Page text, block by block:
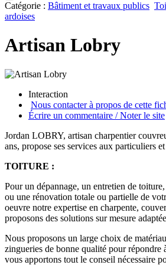
Catégorie : Bâtiment et travaux publics
ardoises
Artisan Lobry
Interaction
Nous contacter à propos de cette
Écrire un commentaire / Noter le site
Jordan LOBRY, artisan charpentier
ans, propose ses services aux particuliers
TOITURE :
Pour un dépannage, un entretien de
ou une rénovation totale ou partielle de
oeuvre notre expertise en charpente,
proposons des solutions sur mesure
Nous proposons un large choix de
zingueries de bonne qualité pour répondre
vous apportons tout le conseil nécessaire